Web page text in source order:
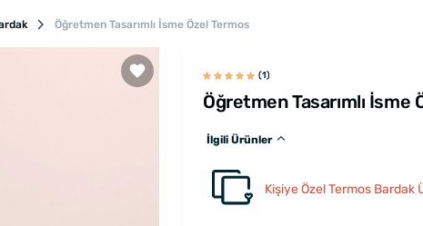
Öğretmen Tasarımlı İsme Özel Termos
(1)
Öğretmen Tasarımlı İsme
İlgili Ürünler
Kişiye Özel Termos Bardak